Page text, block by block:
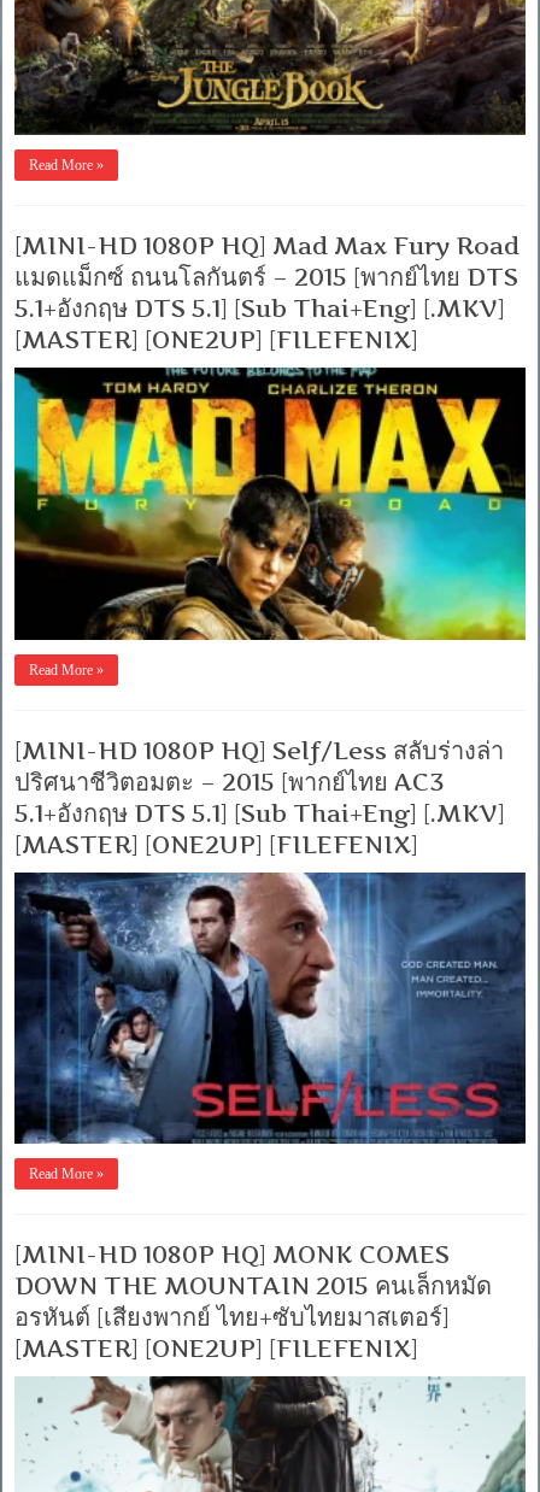
Read More »
[MINI-HD 1080P HQ] Mad Max Fury Road
แมดแม็กซ์ ถนนโลกันตร์ – 2015 [พากย์ไทย DTS
5.1+อังกฤษ DTS 5.1] [Sub Thai+Eng] [.MKV]
[MASTER] [ONE2UP] [FILEFENIX]
Read More »
[MINI-HD 1080P HQ] Self/Less สลับร่างล่า
ปริศนาชีวิตอมตะ – 2015 [พากย์ไทย AC3
5.1+อังกฤษ DTS 5.1] [Sub Thai+Eng] [.MKV]
[MASTER] [ONE2UP] [FILEFENIX]
Read More »
[MINI-HD 1080P HQ] MONK COMES
DOWN THE MOUNTAIN 2015 คนเล็กหมัด
อรหันต์ [เสียงพากย์ ไทย+ซับไทยมาสเตอร์]
[MASTER] [ONE2UP] [FILEFENIX]